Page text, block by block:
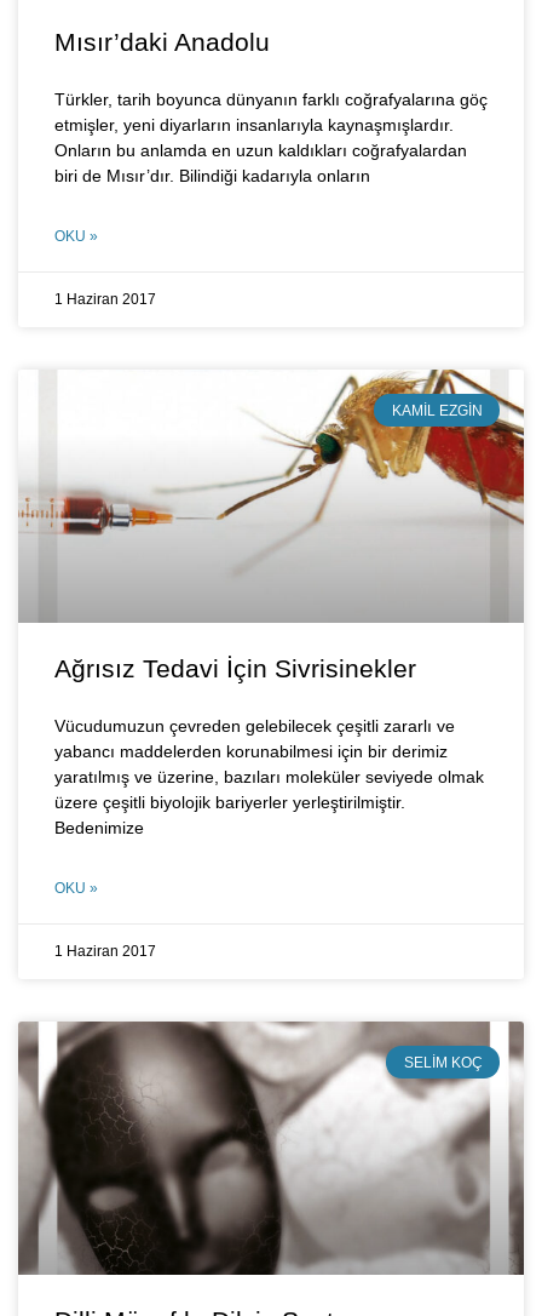
Mısır’daki Anadolu
Türkler, tarih boyunca dünyanın farklı coğrafyalarına göç
etmişler, yeni diyarların insanlarıyla kaynaşmışlardır.
Onların bu anlamda en uzun kaldıkları coğrafyalardan
biri de Mısır’dır. Bilindiği kadarıyla onların
OKU »
1 Haziran 2017
KAMIL EZGIN
Ağrısız Tedavi İçin Sivrisinekler
Vücudumuzun çevreden gelebilecek çeşitli zararlı ve
yabancı maddelerden korunabilmesi için bir derimiz
yaratılmış ve üzerine, bazıları moleküler seviyede olmak
üzere çeşitli biyolojik bariyerler yerleştirilmiştir.
Bedenimize
OKU »
1 Haziran 2017
SELIM KOÇ